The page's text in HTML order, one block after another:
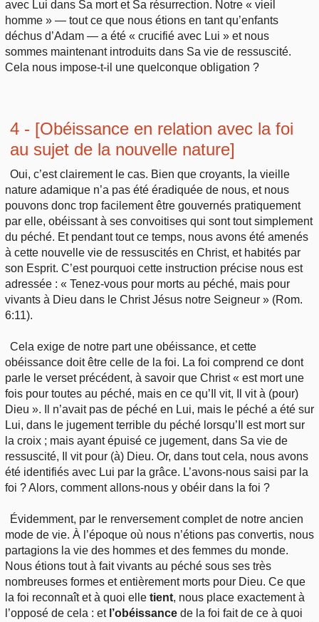
avec Lui dans Sa mort et Sa résurrection. Notre « vieil
homme » — tout ce que nous étions en tant qu’enfants
déchus d’Adam — a été « crucifié avec Lui » et nous
sommes maintenant introduits dans Sa vie de ressuscité.
Cela nous impose-t-il une quelconque obligation ?
4 - [Obéissance en relation avec la foi
au sujet de la nouvelle nature]
Oui, c’est clairement le cas. Bien que croyants, la vieille
nature adamique n’a pas été éradiquée de nous, et nous
pouvons donc trop facilement être gouvernés pratiquement
par elle, obéissant à ses convoitises qui sont tout simplement
du péché. Et pendant tout ce temps, nous avons été amenés
à cette nouvelle vie de ressuscités en Christ, et habités par
son Esprit. C’est pourquoi cette instruction précise nous est
adressée : « Tenez-vous pour morts au péché, mais pour
vivants à Dieu dans le Christ Jésus notre Seigneur » (Rom.
6:11).
Cela exige de notre part une obéissance, et cette
obéissance doit être celle de la foi. La foi comprend ce dont
parle le verset précédent, à savoir que Christ « est mort une
fois pour toutes au péché, mais en ce qu’Il vit, Il vit à (pour)
Dieu ». Il n’avait pas de péché en Lui, mais le péché a été sur
Lui, dans le jugement terrible du péché lorsqu’Il est mort sur
la croix ; mais ayant épuisé ce jugement, dans Sa vie de
ressuscité, Il vit pour (à) Dieu. Or, dans tout cela, nous avons
été identifiés avec Lui par la grâce. L’avons-nous saisi par la
foi ? Alors, comment allons-nous y obéir dans la foi ?
Évidemment, par le renversement complet de notre ancien
mode de vie. À l’époque où nous n’étions pas convertis, nous
partagions la vie des hommes et des femmes du monde.
Nous étions tout à fait vivants au péché sous ses très
nombreuses formes et entièrement morts pour Dieu. Ce que
la foi reconnaît et à quoi elle tient, nous place exactement à
l’opposé de cela : et l’obéissance de la foi fait de ce à quoi